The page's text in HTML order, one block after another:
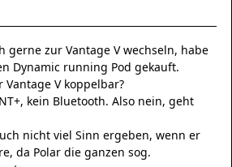
gerne zur Vantage V wechseln, habe
Dynamic running Pod gekauft.
V koppelbar?
kein Bluetooth. Also nein, geht
nicht viel Sinn ergeben, wenn er
da Polar die ganzen sog.